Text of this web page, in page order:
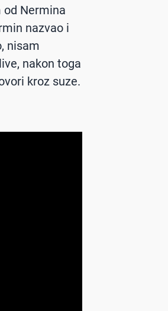
od Nermina
nazvao i
nisam
nakon toga
kroz suze.